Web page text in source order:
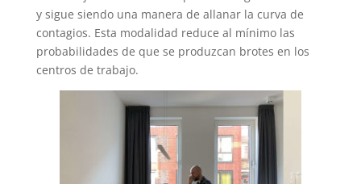
y sigue siendo una manera de allanar la curva de
contagios. Esta modalidad reduce al mínimo las
probabilidades de que se produzcan brotes en los
centros de trabajo.